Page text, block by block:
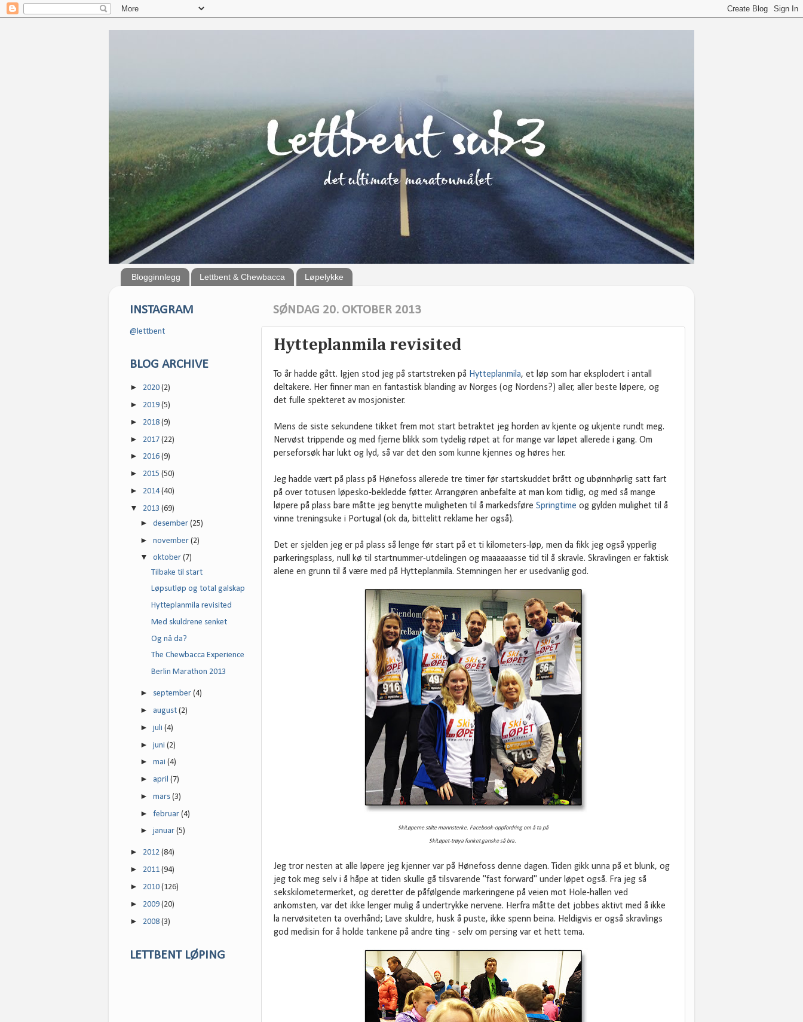
Blogginnlegg Lettbent & Chewbacca Løpelykke
SØNDAG 20. OKTOBER 2013
Hytteplanmila revisited
To år hadde gått. Igjen stod jeg på startstreken på Hytteplanmila, et løp som har eksplodert i antall
deltakere. Her finner man en fantastisk blanding av Norges (og Nordens?) aller, aller beste løpere, og
det fulle spekteret av mosjonister.
Mens de siste sekundene tikket frem mot start betraktet jeg horden av kjente og ukjente rundt meg.
Nervøst trippende og med fjerne blikk som tydelig røpet at for mange var løpet allerede i gang. Om
perseforsøk har lukt og lyd, så var det den som kunne kjennes og høres her.
Jeg hadde vært på plass på Hønefoss allerede tre timer før startskuddet brått og ubønnhørlig satt fart
på over totusen løpesko-bekledde føtter. Arrangøren anbefalte at man kom tidlig, og med så mange
løpere på plass bare måtte jeg benytte muligheten til å markedsføre Springtime og gylden mulighet til å
vinne treningsuke i Portugal (ok da, bittelitt reklame her også).
Det er sjelden jeg er på plass så lenge før start på et ti kilometers-løp, men da fikk jeg også ypperlig
parkeringsplass, null kø til startnummer-utdelingen og maaaaaasse tid til å skravle. Skravlingen er faktisk
alene en grunn til å være med på Hytteplanmila. Stemningen her er usedvanlig god.
SkiLøperne stilte mannsterke. Facebook-oppfordringom å ta på
SkiLøpet-trøya funket ganske så bra.
Jeg tror nesten at alle løpere jeg kjenner var på Hønefoss denne dagen. Tiden gikk unna på et blunk, og
jeg tok meg selv i å håpe at tiden skulle gå tilsvarende "fast forward" under løpet også. Fra jeg så
sekskilometermerket, og deretter de påfølgende markeringene på veien mot Hole-hallen ved
ankomsten, var det ikke lenger mulig å undertrykke nervene. Herfra måtte det jobbes aktivt med å ikke
la nervøsiteten ta overhånd; Lave skuldre, husk å puste, ikke spenn beina. Heldigvis er også skravlings
god medisin for å holde tankene på andre ting - selv om persing var et hett tema.
INSTAGRAM
@lettbent
BLOG ARCHIVE
► 2020 (2)
► 2019 (5)
► 2018 (9)
► 2017 (22)
► 2016 (9)
► 2015 (50)
► 2014(40)
▼ 2013 (69)
►desember(25)
►november(2)
▼oktober(7)
Tilbake til start
Løpsutløp og total galskap
Hytteplanmila revisited
Med skuldrene senket
Og nå da?
The Chewbacca Experience
Berlin Marathon 2013
► september(4)
►august(2)
►juli(4)
►juni(2)
►mai(4)
►april(7)
►mars(3)
►februar(4)
►januar(5)
► 2012 (84)
► 2011 (94)
► 2010 (126)
► 2009 (20)
► 2008 (3)
LETTBENT LØPING